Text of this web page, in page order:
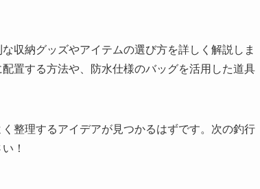
収納グッズやアイテムの選び方を詳しく解説しま
置する方法や、防水仕様のバッグを活用した道具
整理するアイデアが見つかるはずです。次の釣行
！